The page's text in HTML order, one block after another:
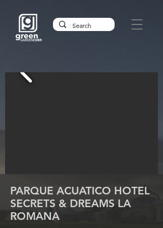
PARQUE ACUATICO HOTEL
SECRETS & DREAMS LA
ROMANA